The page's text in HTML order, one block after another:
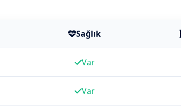
Sağlık
Var
Var